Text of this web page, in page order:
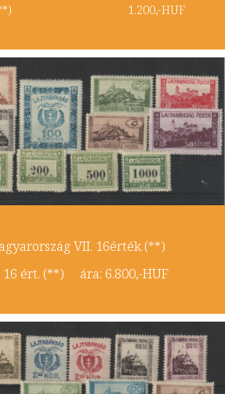
(**) 1.200,-HUF
VII. 16érték (**)
16 ért. (**) ára: 6.800,-HUF